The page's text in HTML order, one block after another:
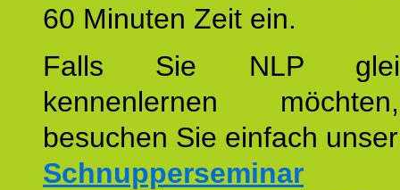
60 Minuten Zeit ein.
Falls Sie NLP
kennenlernen
besuchen Sie einfach unser
Schnupperseminar